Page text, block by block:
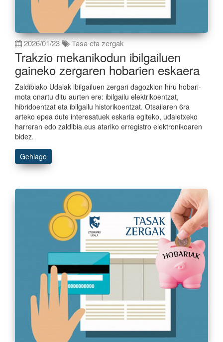
2026/01/23 Tasa eta zergak
Trakzio mekanikodun ibilgailuen
gaineko zergaren hobarien eskaera
Zaldibiako Udalak ibilgailuen zergari dagozkion hiru hobari-
mota onartu ditu aurten ere: ibilgailu elektrikoentzat,
hibridoentzat eta ibilgailu historikoentzat. Otsailaren 6ra
arteko epea dute interesatuek eskaria egiteko, udaletxeko
harreran edo zaldibia.eus atariko erregistro elektronikoaren
bidez.
Gehiago